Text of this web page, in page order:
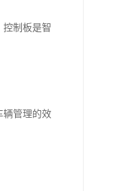
控制板是智
辆管理的效